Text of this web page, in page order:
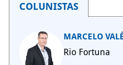
COLUNISTAS
MARCELO
Rio Fortuna